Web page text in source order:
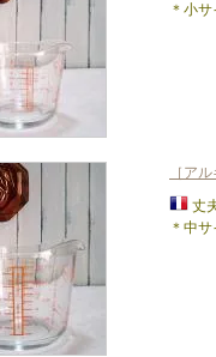
＊小
［ア
丈
＊中